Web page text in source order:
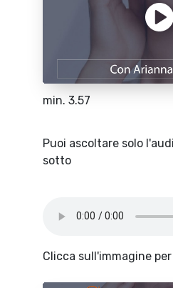
min. 3.57
Puoi ascoltare solo
sotto
Clicca sull'immagine